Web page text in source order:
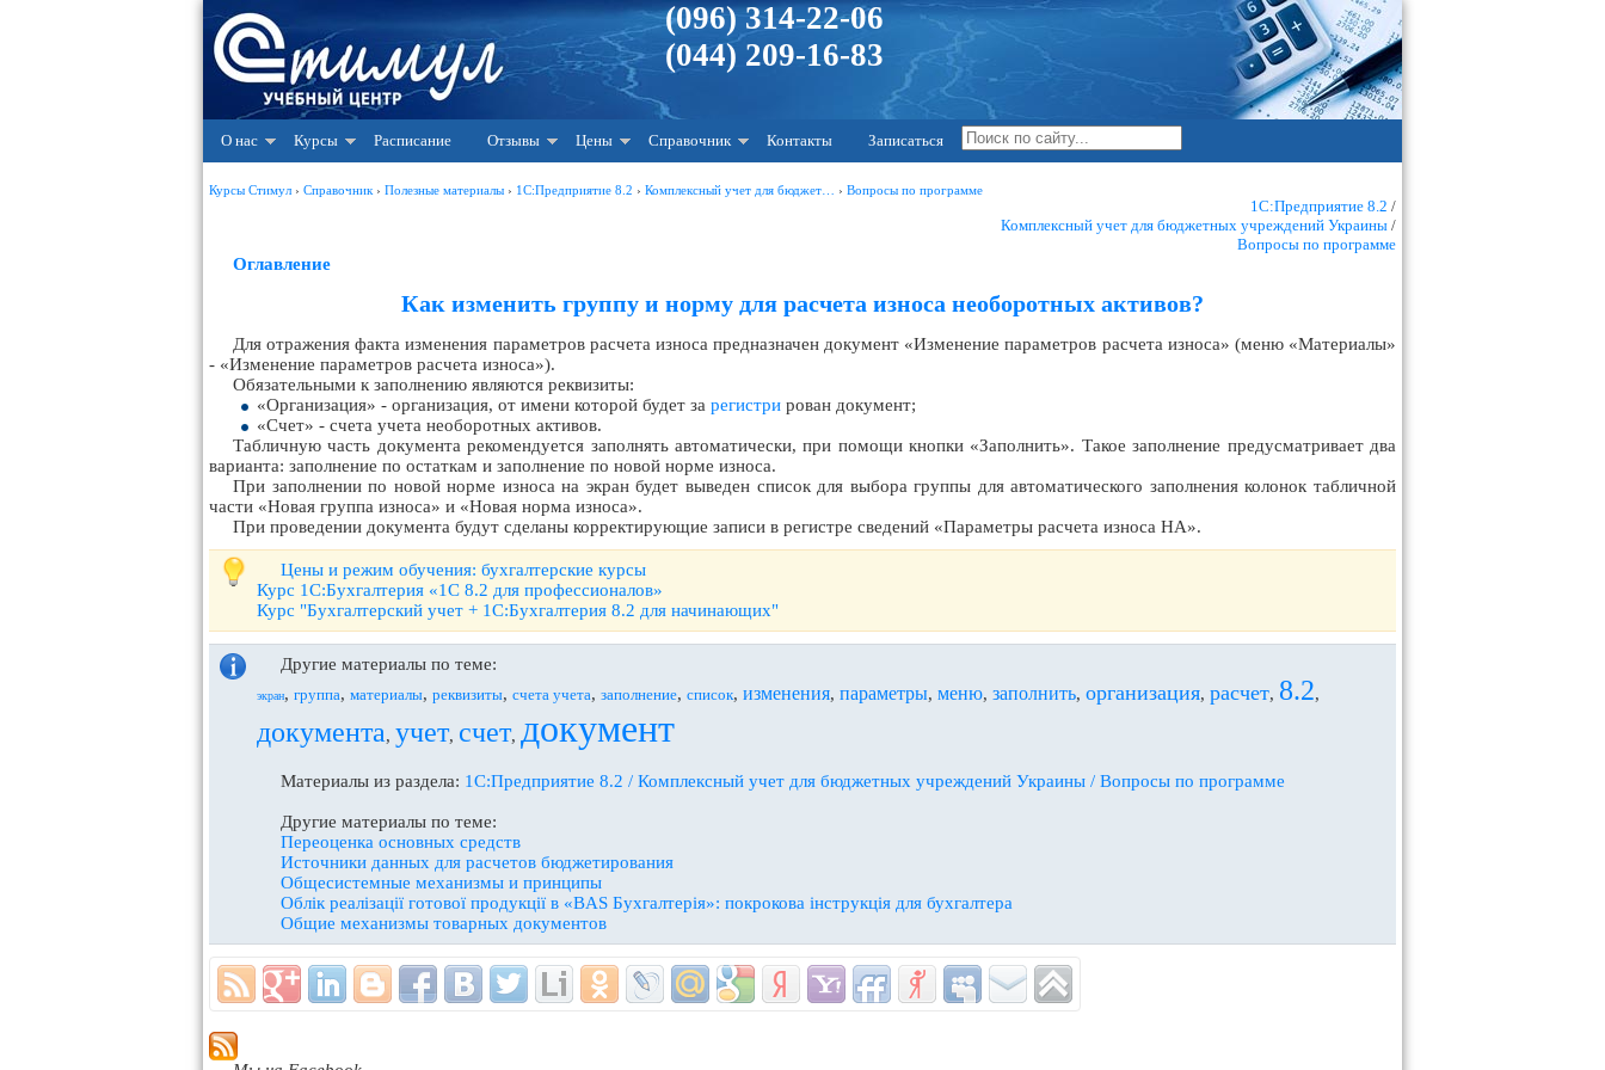
(096) 314-22-06
(044) 209-16-83
О нас Курсы Расписание Отзывы Цены Справочник Контакты Записаться
Курсы Стимул › Справочник › Полезные материалы › 1С:Предприятие 8.2 › Комплексный учет для бюджет… › Вопросы по программе
1С:Предприятие 8.2 /
Комплексный учет для бюджетных учреждений Украины /
Вопросы по программе
Оглавление
Как изменить группу и норму для расчета износа необоротных активов?
Для отражения факта изменения параметров расчета износа предназначен документ «Изменение параметров расчета износа» (меню «Материалы»
- «Изменение параметров расчета износа»).
Обязательными к заполнению являются реквизиты:
«Организация» - организация, от имени которой будет за регистри рован документ;
«Счет» - счета учета необоротных активов.
Табличную часть документа рекомендуется заполнять автоматически, при помощи кнопки «Заполнить». Такое заполнение предусматривает два
варианта: заполнение по остаткам и заполнение по новой норме износа.
При заполнении по новой норме износа на экран будет выведен список для выбора группы для автоматического заполнения колонок табличной
части «Новая группа износа» и «Новая норма износа».
При проведении документа будут сделаны корректирующие записи в регистре сведений «Параметры расчета износа НА».
Цены и режим обучения: бухгалтерские курсы
Курс 1С:Бухгалтерия «1С 8.2 для профессионалов»
Курс "Бухгалтерский учет + 1С:Бухгалтерия 8.2 для начинающих"
Другие материалы по теме:
экран, группа, материалы, реквизиты, счета учета, заполнение, список, изменения, параметры, меню, заполнить, организация, расчет, 8.2,
документа, учет, счет, документ
Материалы из раздела: 1С:Предприятие 8.2 / Комплексный учет для бюджетных учреждений Украины / Вопросы по программе
Другие материалы по теме:
Переоценка основных средств
Источники данных для расчетов бюджетирования
Общесистемные механизмы и принципы
Облiк реалiзацiї готової продукцiї в «BAS Бухгалтерiя»: покрокова iнструкцiя для бухгалтера
Общие механизмы товарных документов